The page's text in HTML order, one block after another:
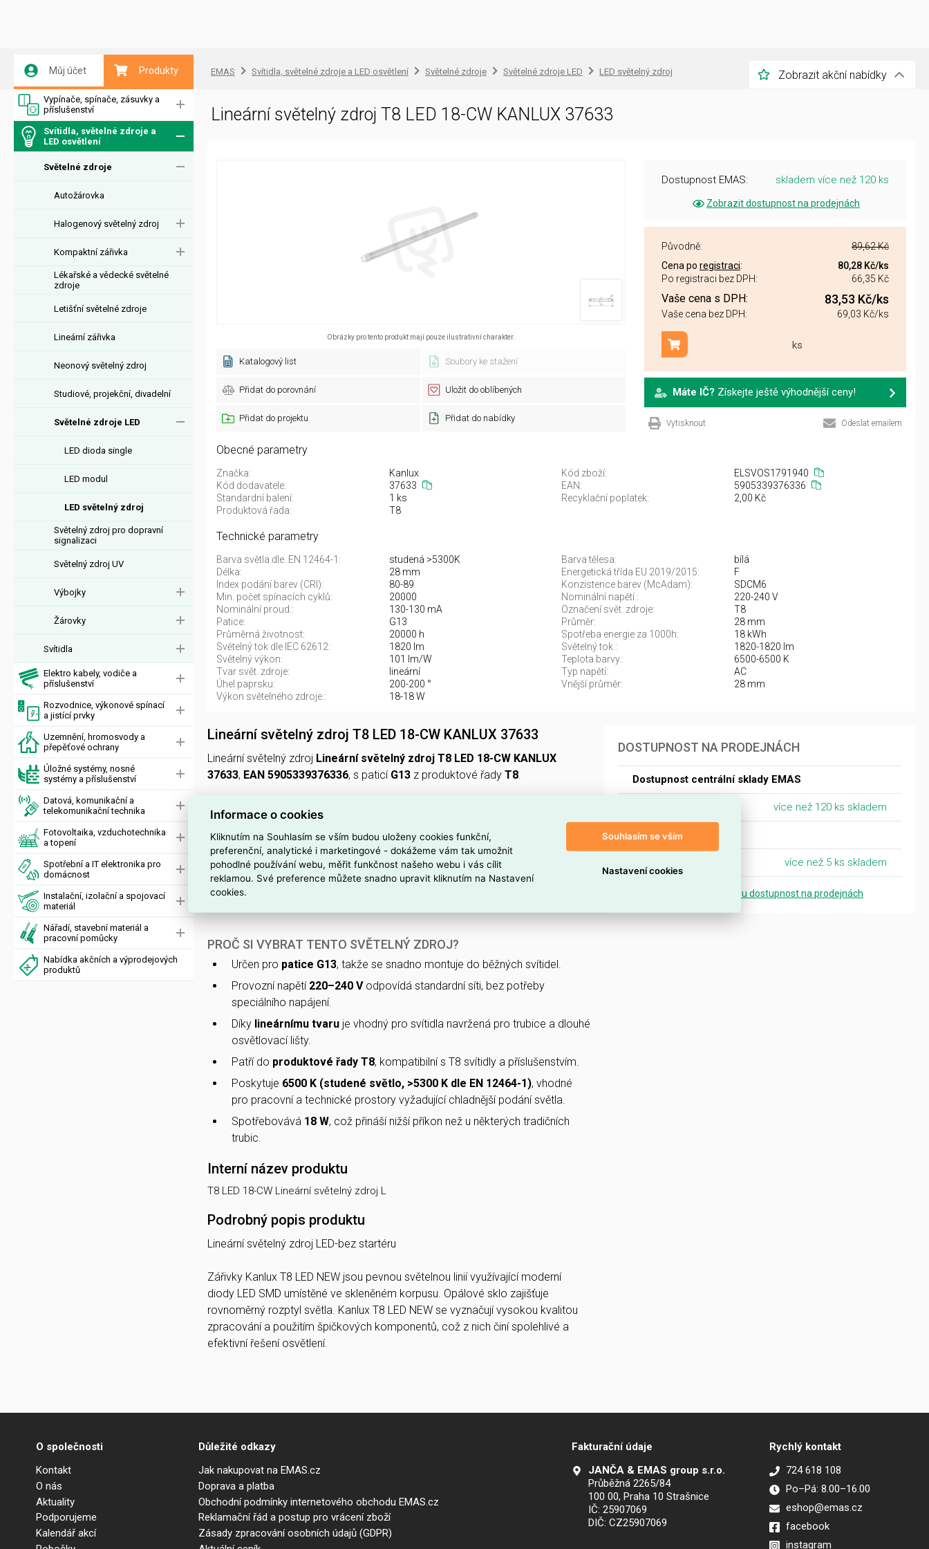
Můj účet Produkty
Vypínače, spínače, zásuvky a
příslušenství
Svítidla, světelné zdroje a
LED osvětlení
Světelné zdroje
Autožárovka
Halogenový světelný zdroj
Kompaktní zářivka
Lékařské a vědecké světelné
zdroje
Letišťní světelné zdroje
Lineární zářivka
Neonový světelný zdroj
Studiové, projekční, divadelní
Světelné zdroje LED
LED dioda single
LED modul
LED světelný zdroj
Světelný zdroj pro dopravní
signalizaci
Světelný zdroj UV
Výbojky
Žárovky
Svítidla
Elektro kabely, vodiče a
příslušenství
Rozvodnice, výkonové spínací
a jistící prvky
Uzemnění, hromosvody a
přepěťové ochrany
Úložné systémy, nosné
systémy a příslušenství
Datová, komunikační a
telekomunikační technika
Fotovoltaika, vzduchotechnika
a topení
Spotřební a IT elektronika pro
domácnost
Instalační, izolační a spojovací
materiál
Nářadí, stavební materiál a
pracovní pomůcky
Nabídka akčních a výprodejových
produktů
EMAS Svítidla, světelné zdroje a LED osvětlení Světelné zdroje Světelné zdroje LED LED světelný zdroj Zobrazit akční nabídky
Lineární světelný zdroj T8 LED 18-CW KANLUX 37633
Obrázky pro tento produkt mají pouze ilustrativní charakter.
Katalogový list Soubory ke stažení
Přidat do porovnání Uložit do oblíbených
Přidat do projektu Přidat do nabídky
Dostupnost EMAS: skladem více než 120 ks
Zobrazit dostupnost na prodejnách
Původně:
89,62 Kč
Cena po registraci: 80,28 Kč/ks
Po registraci bez DPH:
66,35 Kč
Vaše cena s DPH: 83,53 Kč/ks
Vaše cena bez DPH: 69,03 Kč/ks
ks
Přidat do košíku
Máte IČ? Získejte ještě výhodnější ceny!
Vytisknout Odeslat emailem
Obecné parametry
Značka: Kanlux Kód zboží:
ELSVOS1791940
Kód dodavatele:
37633 EAN:
5905339376336
Standardní balení:
1 ks Recyklační poplatek:
2,00 Kč
Produktová řada:
T8
Technické parametry
Barva světla dle. EN 12464-1: studená >5300K Barva tělesa:
bílá
Délka:
28 mm Energetická třída EU 2019/2015:
F
Index podání barev (CRI):
80-89 Konzistence barev (McAdam):
SDCM6
Min. počet spínacích cyklů:
20000 Nominální napětí.:
220-240 V
Nominální proud.:
130-130 mA Označení svět. zdroje:
T8
Patice:
G13 Průměr:
28 mm
Průměrná životnost:
20000 h Spotřeba energie za 1000h:
18 kWh
Světelný tok dle IEC 62612:
1820 lm Světelný tok.:
1820-1820 lm
Světelný výkon:
101 lm/W Teplota barvy.:
6500-6500 K
Tvar svět. zdroje:
lineární Typ napětí:
AC
Úhel paprsku:
200-200 ° Vnější průměr:
28 mm
Výkon světelného zdroje.:
18-18 W
Lineární světelný zdroj T8 LED 18-CW KANLUX 37633
Lineární světelný zdroj Lineární světelný zdroj T8 LED 18-CW KANLUX
37633, EAN 5905339376336, s paticí G13 z produktové řady T8.
Světelný zdroj má 18 W
podání barevCRI 80-89a úhel paprsku200°.
Provozní napětí220–240 V AC, nominální proud130 mA, vnější průměr
průměrná životnost
PROČ SI VYBRAT TENTO SVĚTELNÝ ZDROJ?
Určen pro patice G13, takže se snadno montuje do běžných svítidel.
Provozní napětí 220–240 Vodpovídá standardní síti, bez potřeby
speciálního napájení.
Díky lineárnímu tvaru je vhodný pro svítidla navržená pro trubice a dlouhé
osvětlovací lišty.
Patří do produktové řady T8, kompatibilní s T8 svítidly a příslušenstvím.
Poskytuje 6500 K (studené světlo, >5300 K dle EN 12464-1), vhodné
pro pracovní a technické prostory vyžadující chladnější podání světla.
Spotřebovává 18 W, což přináší nižší příkon než u některých tradičních
trubic.
Interní název produktu
T8 LED 18-CW Lineární světelný zdroj L
Podrobný popis produktu
Lineární světelný zdroj LED-bez startéru
Zářivky Kanlux T8 LED NEW jsou pevnou světelnou linií využívající moderní
diody LED SMD umístěné ve skleněném korpusu. Opálové sklo zajišťuje
rovnoměrný rozptyl světla. Kanlux T8 LED NEW se vyznačují vysokou kvalitou
zpracování a použitím špičkových komponentů, což z nich činí spolehlivé a
efektivní řešení osvětlení.
DOSTUPNOST NA PRODEJNÁCH
Dostupnost centrální sklady EMAS
více než 120 ks skladem
Morava
více než 5 ks skladem
Zobrazit přesnou dostupnost na prodejnách
O společnosti
Kontakt
O nás
Aktuality
Podporujeme
Kalendář akcí
Důležité odkazy
Jak nakupovat na EMAS.cz
Doprava a platba
Obchodní podmínky internetového obchodu EMAS.cz
Reklamační řád a postup pro vrácení zboží
Zásady zpracování osobních údajů (GDPR)
Fakturační údaje
JANČA & EMAS group s.r.o.
Průběžná 2265/84
100 00, Praha 10 Strašnice
IČ: 25907069
DIČ: CZ25907069
Rychlý kontakt
724 618 108
Po–Pá: 8.00–16.00
eshop@emas.cz
facebook
instagram
Informace o cookies
Kliknutím na Souhlasím se vším budou uloženy cookies funkční,
preferenční, analytické i marketingové - dokážeme vám tak umožnit
pohodlné používání webu, měřit funkčnost našeho webu i vás cílit
reklamou. Své preference můžete snadno upravit kliknutím na Nastavení
cookies.
Souhlasím se vším
Nastavení cookies